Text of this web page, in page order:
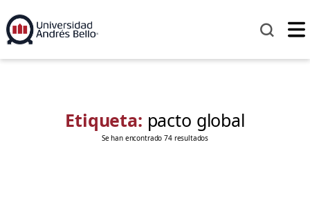
Etiqueta: pacto global
Se han encontrado 74 resultados